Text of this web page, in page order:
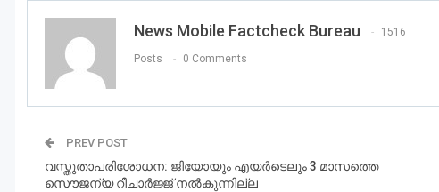
News Mobile Factcheck Bureau 1516
Posts 0 Comments
PREV POST
വസ്തുതാപരിശോധന: ജിയോയും എയര്‍ടെലും 3 മാസത്തെ
സൌജന്യ റീചാര്‍ജ്ജ് നല്‍കുന്നില്ല